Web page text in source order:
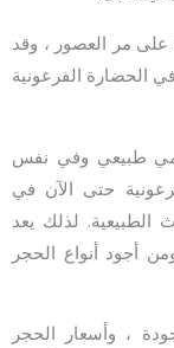
على مر العصور ، وقد
الحضارة الفرعونية
طبيعي وفي نفس
حتى الآن في
الطبيعية. لذلك يعد
أجود أنواع الحجر
، وأسعار الحجر